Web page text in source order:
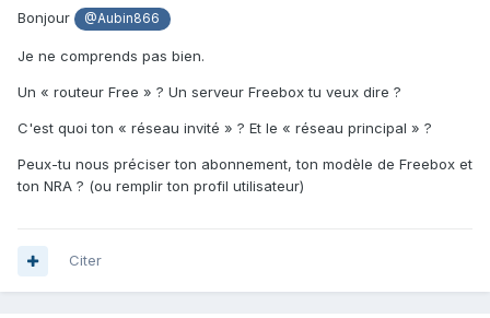
Bonjour @Aubin866
Je ne comprends pas bien.
Un « routeur Free » ? Un serveur Freebox tu veux dire ?
C'est quoi ton « réseau invité » ? Et le « réseau principal » ?
Peux-tu nous préciser ton abonnement, ton modèle de Freebox et
ton NRA ? (ou remplir ton profil utilisateur)
Citer